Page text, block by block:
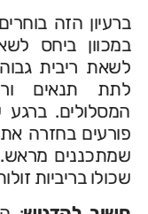
ברעיון הזה
במכוון ביחס
לשאת ריבית
לתת תנאים
המסלולים.
פורעים בחזרה
שמתכננים
שכולו בריביות